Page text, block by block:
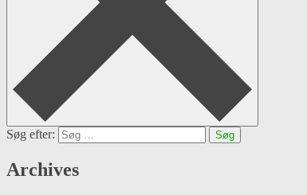
Søg efter:
Archives